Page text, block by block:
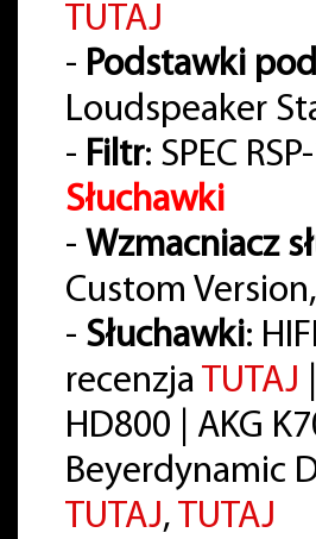
TUTAJ
- Podstawki
Loudspeaker
- Filtr: SPEC
Słuchawki
- Wzmacniacz
Custom
- Słuchawki:
recenzja TUTAJ
HD800 | AKG
Beyerdynamic
TUTAJ, TUTAJ